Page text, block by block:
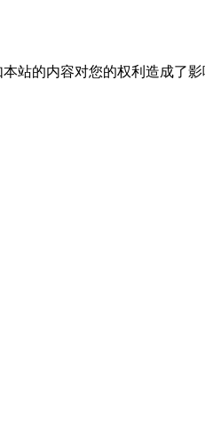
的内容对您的权利造成了影